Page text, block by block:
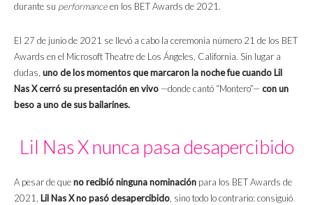
durante su performanceen los BET Awards de 2021.
El 27 de junio de 2021 se llevó a cabo la ceremonia número 21 de los BET
Awards en el Microsoft Theatre de Los Ángeles, California. Sin lugar a
dudas, uno de los momentos que marcaron la noche fue cuando Lil
Nas X cerró su presentación en vivo —donde cantó “Montero”—con un
beso a uno de sus bailarines.
Lil Nas X nunca pasa desapercibido
A pesar de queno recibió ninguna nominación para los BET Awards de
2021, Lil Nas X no pasó desapercibido, sino todo lo contrario: consiguió